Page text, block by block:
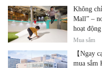
Không
Mall” –
hoạt
đình.
Mua sắm
【Ngay
mua sắm